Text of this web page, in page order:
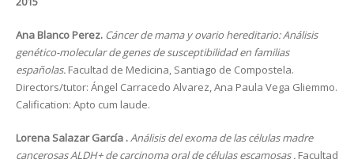
Ana Blanco Perez. Cáncer de mama y ovario hereditario: Análisis
genético-molecular de genes de susceptibilidad en familias
españolas. Facultad de Medicina, Santiago de Compostela.
Directors/tutor: Ángel Carracedo Alvarez, Ana Paula Vega Gliemmo.
Calification: Apto cum laude.
Lorena Salazar García .Análisis del exoma de las células madre
cancerosas ALDH+ de carcinoma oral de células escamosas . Facultad